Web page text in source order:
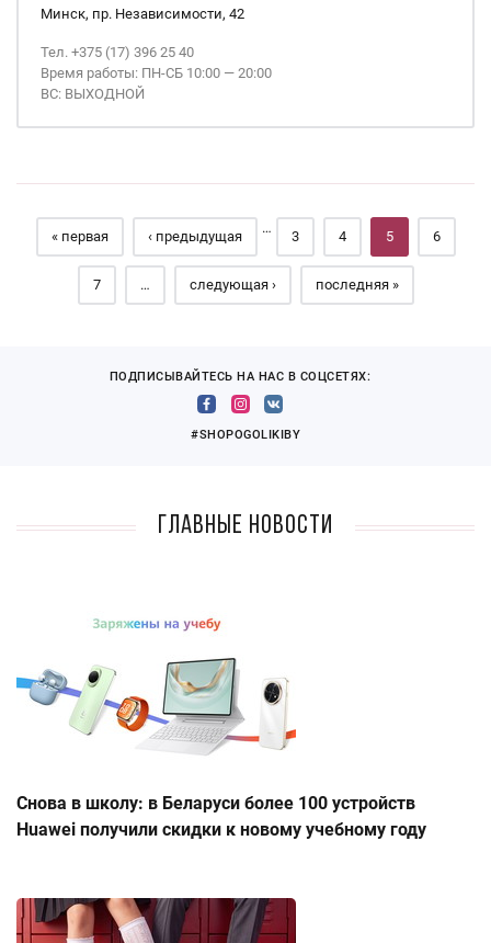
Минск, пр. Независимости, 42
Тел. +375 (17) 396 25 40
Время работы: ПН-СБ 10:00 — 20:00
ВС: ВЫХОДНОЙ
Страницы
« первая ‹ предыдущая
…
3 4 5 6
7 … следующая › последняя »
ПОДПИСЫВАЙТЕСЬ НА НАС В СОЦСЕТЯХ:
#SHOPOGOLIKIBY
Главные новости
Снова в школу: в Беларуси более 100 устройств
Huawei получили скидки к новому учебному году